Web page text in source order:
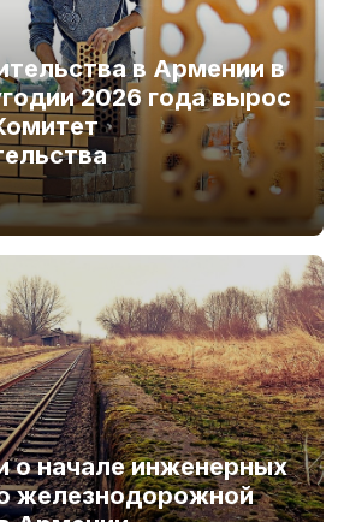
в Армении в
2026 года вырос
о начале инженерных
железнодорожной